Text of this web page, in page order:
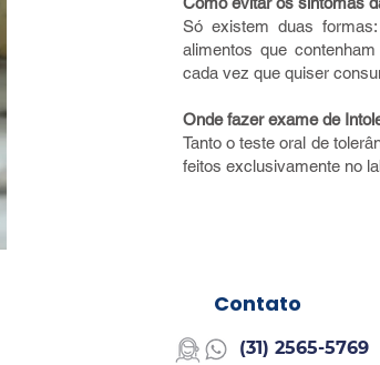
Só existem duas
alimentos que
cada vez que quiser
Onde fazer exame de
Tanto o teste oral de
feitos exclusivamente no
Contato
(31) 2565-5769